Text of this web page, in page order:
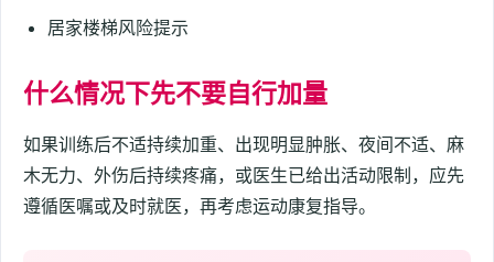
居家楼梯风险提示
什么情况下先不要自行加量
如果训练后不适持续加重、出现明显肿胀、夜间不适、麻
木无力、外伤后持续疼痛，或医生已给出活动限制，应先
遵循医嘱或及时就医，再考虑运动康复指导。